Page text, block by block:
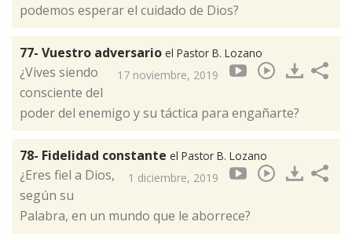
podemos esperar el cuidado de Dios?
77- Vuestro adversario el Pastor B. Lozano
17 noviembre, 2019
¿Vives siendo
consciente del
poder del enemigo y su táctica para engañarte?
78- Fidelidad constante el Pastor B. Lozano
1 diciembre, 2019
¿Eres fiel a Dios,
según su
Palabra, en un mundo que le aborrece?